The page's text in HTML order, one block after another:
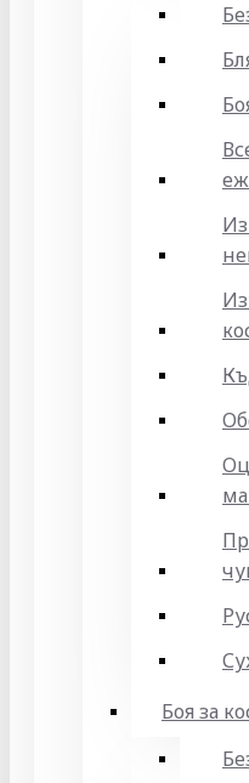
Боя за